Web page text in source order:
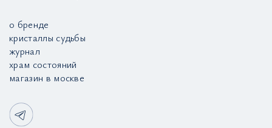
о бренде
кристаллы судьбы
журнал
храм состояний
магазин в москве